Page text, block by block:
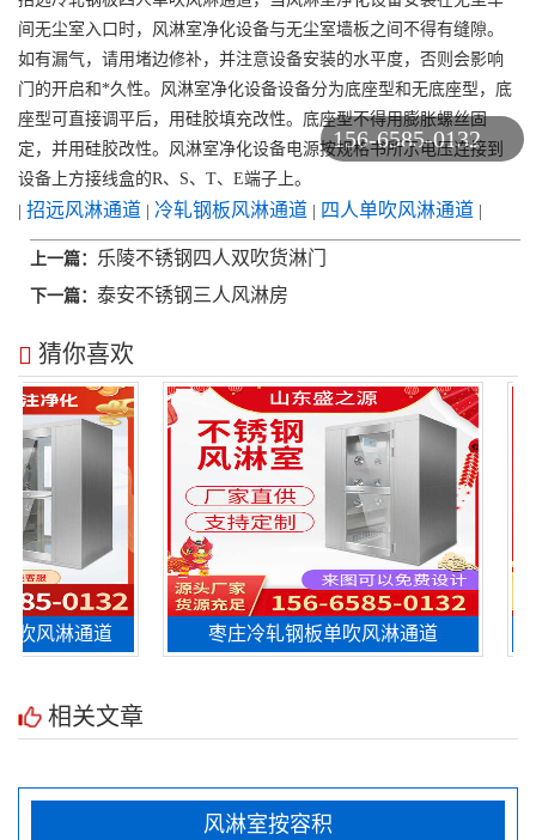
间无尘室入口时，风淋室净化设备与无尘室墙板之间不得有缝隙。
如有漏气，请用堵边修补，并注意设备安装的水平度，否则会影响
门的开启和*久性。风淋室净化设备设备分为底座型和无底座型，底
座型可直接调平后，用硅胶填充改性。底座型不得用膨胀螺丝固
定，并用硅胶改性。风淋室净化设备电源按规格书所示电压连接到
设备上方接线盒的R、S、T、E端子上。
招远风淋通道 冷轧钢板风淋通道 四人单吹风淋通道
上一篇： 乐陵不锈钢四人双吹货淋门
下一篇： 泰安不锈钢三人风淋房
猜你喜欢
风淋通道 枣庄冷轧钢板单吹风淋通道
相关文章
风淋室按容积
156-6585-0132